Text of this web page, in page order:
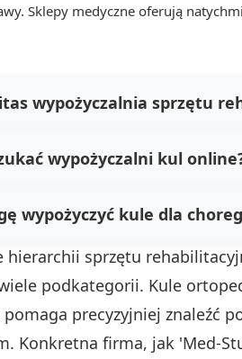
Sklepy medyczne oferują
wypożyczalnia sprzętu
wypożyczalni kul
wypożyczyć kule dla
hierarchii sprzętu
podkategorii. Kule
precyzyjniej znaleźć
Konkretna firma, jak 'Med-